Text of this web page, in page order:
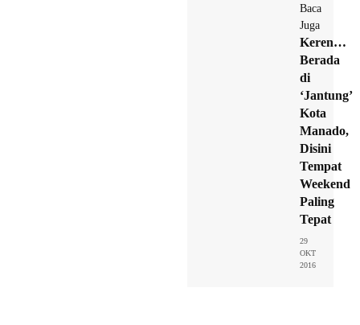
Baca
Juga
Keren…
Berada
di
‘Jantung’
Kota
Manado,
Disini
Tempat
Weekend
Paling
Tepat
29
OKT
2016